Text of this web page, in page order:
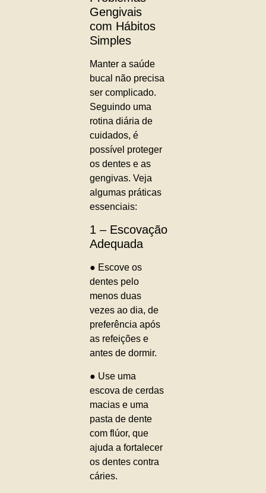
Gengivais
com Hábitos
Simples
Manter a saúde
bucal não precisa
ser complicado.
Seguindo uma
rotina diária de
cuidados, é
possível proteger
os dentes e as
gengivas. Veja
algumas práticas
essenciais:
1 – Escovação
Adequada
● Escove os
dentes pelo
menos duas
vezes ao dia, de
preferência após
as refeições e
antes de dormir.
● Use uma
escova de cerdas
macias e uma
pasta de dente
com flúor, que
ajuda a fortalecer
os dentes contra
cáries.